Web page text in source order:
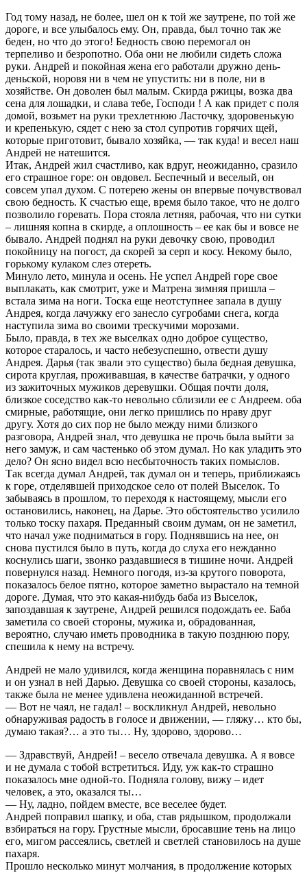
Год тому назад, не более, шел он к той же заутрене, по той же
дороге, и все улыбалось ему. Он, правда, был точно так же
беден, но что до этого! Бедность свою перемогал он
терпеливо и безропотно. Оба они не любили сидеть сложа
руки. Андрей и покойная жена его работали дружно день-
деньской, норовя ни в чем не упустить: ни в поле, ни в
хозяйстве. Он доволен был малым. Скирда ржицы, возка два
сена для лошадки, и слава тебе, Господи ! А как придет с поля
домой, возьмет на руки трехлетнюю Ласточку, здоровенькую
и крепенькую, сядет с нею за стол супротив горячих щей,
которые приготовит, бывало хозяйка, — так куда! и весел наш
Андрей не натешится.
Итак, Андрей жил счастливо, как вдруг, неожиданно, сразило
его страшное горе: он овдовел. Беспечный и веселый, он
совсем упал духом. С потерею жены он впервые почувствовал
свою бедность. К счастью еще, время было такое, что не долго
позволило горевать. Пора стояла летняя, рабочая, что ни сутки
– лишняя копна в скирде, а оплошность – ее как бы и вовсе не
бывало. Андрей поднял на руки девочку свою, проводил
покойницу на погост, да скорей за серп и косу. Некому было,
горькому кулаком слез отереть.
Минуло лето, минула и осень. Не успел Андрей горе свое
выплакать, как смотрит, уже и Матрена зимняя пришла –
встала зима на ноги. Тоска еще неотступнее запала в душу
Андрея, когда лачужку его занесло сугробами снега, когда
наступила зима во своими трескучими морозами.
Было, правда, в тех же выселках одно доброе существо,
которое старалось, и часто небезуспешно, отвести душу
Андрея. Дарья (так звали это существо) была бедная девушка,
сирота круглая, проживавшая, в качестве батрачки, у одного
из зажиточных мужиков деревушки. Общая почти доля,
близкое соседство как-то невольно сблизили ее с Андреем. оба
смирные, работящие, они легко пришлись по нраву друг
другу. Хотя до сих пор не было между ними близкого
разговора, Андрей знал, что девушка не прочь была выйти за
него замуж, и сам частенько об этом думал. Но как уладить это
дело? Он ясно видел всю несбыточность таких помыслов.
Так всегда думал Андрей, так думал он и теперь, приближаясь
к горе, отделявшей приходское село от полей Выселок. То
забываясь в прошлом, то переходя к настоящему, мысли его
остановились, наконец, на Дарье. Это обстоятельство усилило
только тоску пахаря. Преданный своим думам, он не заметил,
что начал уже подниматься в гору. Поднявшись на нее, он
снова пустился было в путь, когда до слуха его нежданно
коснулись шаги, звонко раздавшиеся в тишине ночи. Андрей
повернулся назад. Немного погодя, из-за крутого поворота,
показалось белое пятно, которое заметно вырастало на темной
дороге. Думая, что это какая-нибудь баба из Выселок,
запоздавшая к заутрене, Андрей решился подождать ее. Баба
заметила со своей стороны, мужика и, обрадованная,
вероятно, случаю иметь проводника в такую позднюю пору,
спешила к нему на встречу.
Андрей не мало удивился, когда женщина поравнялась с ним
и он узнал в ней Дарью. Девушка со своей стороны, казалось,
также была не менее удивлена неожиданной встречей.
— Вот не чаял, не гадал! – воскликнул Андрей, невольно
обнаруживая радость в голосе и движении, — гляжу… кто бы,
думаю такая?… а это ты… Ну, здорово, здорово…
— Здравствуй, Андрей! – весело отвечала девушка. А я вовсе
и не думала с тобой встретиться. Иду, уж как-то страшно
показалось мне одной-то. Подняла голову, вижу – идет
человек, а это, оказался ты…
— Ну, ладно, пойдем вместе, все веселее будет.
Андрей поправил шапку, и оба, став рядышком, продолжали
взбираться на гору. Грустные мысли, бросавшие тень на лицо
его, мигом рассеялись, светлей и светлей становилось на душе
пахаря.
Прошло несколько минут молчания, в продолжение которых